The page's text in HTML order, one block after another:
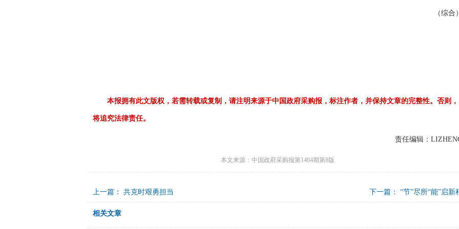
（综合）
本报拥有此文版权，若需转载或复制，请注明来源于中国政府采购报，标注作者，并保持文章的完整性。否则，
将追究法律责任。
责任编辑：
本文来源：中国政府采购报第1404期第8版
下一篇： “节”尽所“能”启新
上一篇： 共克时艰勇担当
相关文章